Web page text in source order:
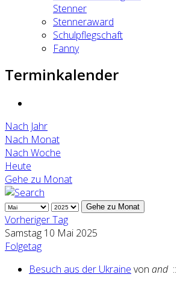
Stenner
Stenneraward
Schulpflegschaft
Fanny
Terminkalender
Nach Jahr
Nach Monat
Nach Woche
Heute
Gehe zu Monat
Gehe zu Monat
Vorheriger Tag
Samstag 10 Mai 2025
Folgetag
Besuch aus der Ukraine von and::